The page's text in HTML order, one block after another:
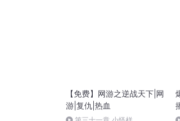
【免费】网游之逆战天下|网
游|复仇|热血